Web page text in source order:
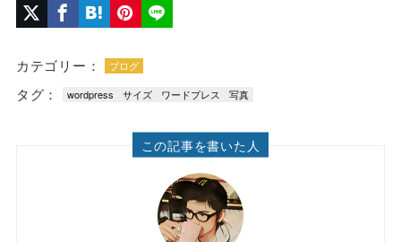
カテゴリー： ブログ
タグ： wordpress サイズ ワードプレス 写真
この記事を書いた人